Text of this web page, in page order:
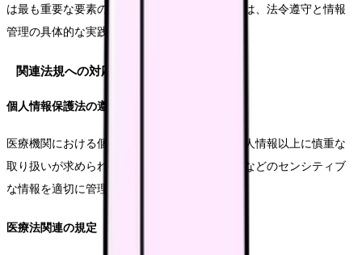
は最も重要な要素の一つです。本セクションでは、法令遵守と情報
管理の具体的な実践方法について解説します。
関連法規への対応
個人情報保護法の遵守
医療機関における個人情報保護は、一般的な個人情報以上に慎重な
取り扱いが求められます。診療情報や検査結果などのセンシティブ
な情報を適切に管理することが必要不可欠です。
医療法関連の規定